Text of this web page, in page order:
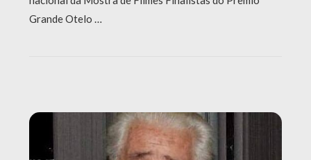
Grande Otelo …